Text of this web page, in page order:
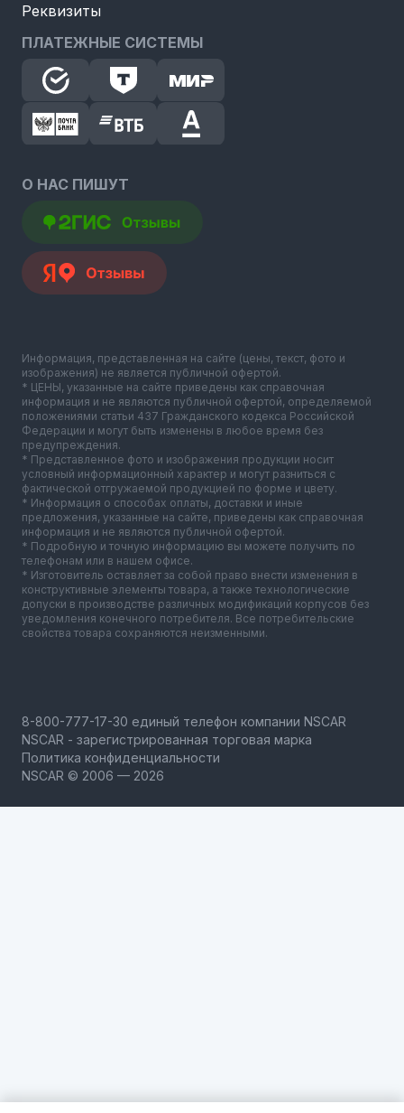
Реквизиты
ПЛАТЕЖНЫЕ СИСТЕМЫ
О НАС ПИШУТ
Информация, представленная на сайте (цены, текст, фото и
изображения) не является публичной офертой.
* ЦЕНЫ, указанные на сайте приведены как справочная
информация и не являются публичной офертой, определяемой
положениями статьи 437 Гражданского кодекса Российской
Федерации и могут быть изменены в любое время без
предупреждения.
* Представленное фото и изображения продукции носит
условный информационный характер и могут разниться с
фактической отгружаемой продукцией по форме и цвету.
* Информация о способах оплаты, доставки и иные
предложения, указанные на сайте, приведены как справочная
информация и не являются публичной офертой.
* Подробную и точную информацию вы можете получить по
телефонам или в нашем офисе.
* Изготовитель оставляет за собой право внести изменения в
конструктивные элементы товара, а также технологические
допуски в производстве различных модификаций корпусов без
уведомления конечного потребителя. Все потребительские
свойства товара сохраняются неизменными.
NSCAR - зарегистрированная торговая марка
Политика конфиденциальности
NSCAR © 2006 — 2026